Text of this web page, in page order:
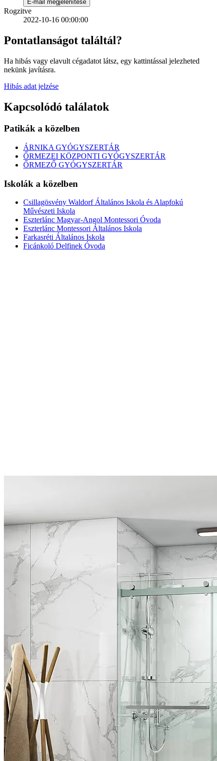
E-mail megjelenítése
Rogzitve
2022-10-16 00:00:00
Pontatlanságot találtál?
Ha hibás vagy elavult cégadatot látsz, egy kattintással jelezheted
nekünk javításra.
Hibás adat jelzése
Kapcsolódó találatok
Patikák a közelben
ÁRNIKA GYÓGYSZERTÁR
ŐRMEZEI KÖZPONTI GYÓGYSZERTÁR
ŐRMEZŐ GYÓGYSZERTÁR
Iskolák a közelben
Csillagösvény Waldorf Általános Iskola és Alapfokú
Művészeti Iskola
Eszterlánc Magyar-Angol Montessori Óvoda
Eszterlánc Montessori Általános Iskola
Farkasréti Általános Iskola
Ficánkoló Delfinek Óvoda